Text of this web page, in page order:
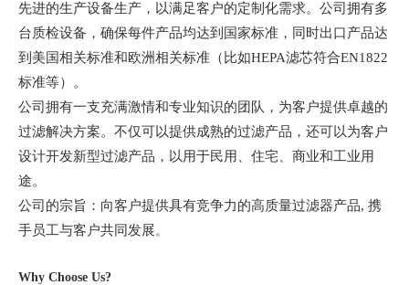
先进的生产设备生产，以满足客户的定制化需求。公司拥有多
台质检设备，确保每件产品均达到国家标准，同时出口产品达
到美国相关标准和欧洲相关标准（比如HEPA滤芯符合EN1822
标准等）。
公司拥有一支充满激情和专业知识的团队，为客户提供卓越的
过滤解决方案。不仅可以提供成熟的过滤产品，还可以为客户
设计开发新型过滤产品，以用于民用、住宅、商业和工业用
途。
公司的宗旨：向客户提供具有竞争力的高质量过滤器产品, 携
手员工与客户共同发展。
Why Choose Us?